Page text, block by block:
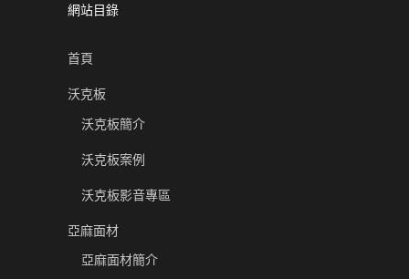
網站目錄
首頁
沃克板
沃克板簡介
沃克板案例
沃克板影音專區
亞麻面材
亞麻面材簡介